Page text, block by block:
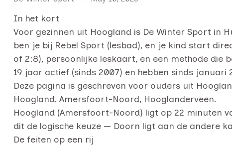
In het kort
Voor gezinnen uit Hoogland is De Winter Sport in
ben je bij Rebel Sport (lesbad), en je kind start
of 2:8), persoonlijke leskaart, en een methode die
19 jaar actief (sinds 2007) en hebben sinds januari
Deze pagina is geschreven voor ouders uit
Hoogland, Amersfoort-Noord, Hooglanderveen.
Hoogland (Amersfoort-Noord) ligt op 22 minuten
dit de logische keuze — Doorn ligt aan de andere
De feiten op een rij